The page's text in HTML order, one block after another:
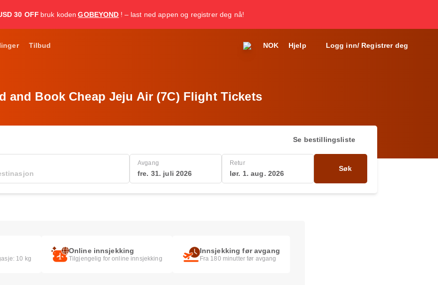
30 OFF bruk koden GOBEYOND ! – last ned appen og registrer deg nå!
Tilbud NOK Hjelp Logg inn/ Registrer deg
and Book Cheap Jeju Air (7C) Flight Tickets
Se bestillingsliste
Avgang
fre. 31. juli 2026
Retur
lør. 1. aug. 2026
Søk
10 kg
Online innsjekking
Tilgjengelig for online innsjekking
Innsjekking før avgang
Fra 180 minutter før avgang